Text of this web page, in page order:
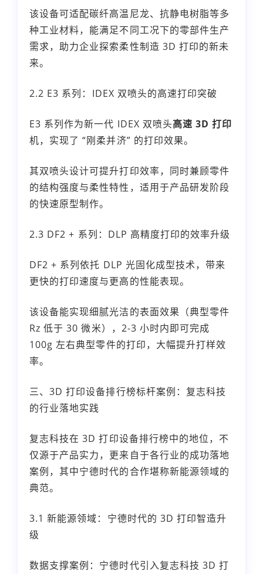
该设备可适配碳纤高温尼龙、抗静电树脂等多
种工业材料，能满足不同工况下的零部件生产
需求，助力企业探索柔性制造 3D 打印的新未
来。
2.2 E3 系列：IDEX 双喷头的高速打印突破
E3 系列作为新一代 IDEX 双喷头高速 3D 打印
机，实现了 “刚柔并济” 的打印效果。
其双喷头设计可提升打印效率，同时兼顾零件
的结构强度与柔性特性，适用于产品研发阶段
的快速原型制作。
2.3 DF2 + 系列：DLP 高精度打印的效率升级
DF2 + 系列依托 DLP 光固化成型技术，带来
更快的打印速度与更高的性能表现。
该设备能实现细腻光洁的表面效果（典型零件
Rz 低于 30 微米），2-3 小时内即可完成
100g 左右典型零件的打印，大幅提升打样效
率。
三、3D 打印设备排行榜标杆案例：复志科技
的行业落地实践
复志科技在 3D 打印设备排行榜中的地位，不
仅源于产品实力，更来自于各行业的成功落地
案例，其中宁德时代的合作堪称新能源领域的
典范。
3.1 新能源领域：宁德时代的 3D 打印智造升
级
数据支撑案例：宁德时代引入复志科技 3D 打